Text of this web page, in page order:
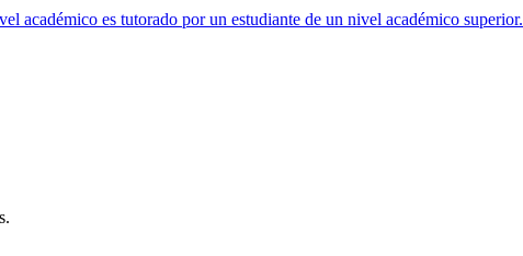
académico es tutorado por un estudiante de un nivel académico superior.